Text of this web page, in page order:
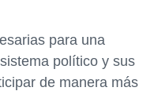
para una
político y sus
de manera más